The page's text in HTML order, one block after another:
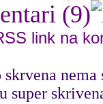
(9)
link na
skrvena
super